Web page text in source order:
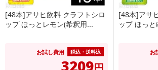
[48本]アサヒ飲料 クラフトシロ
ップ ほっとレモン(希釈用...
お試し費用 税込・送料込
3209
[48本]アサ
ップ ほっ
お